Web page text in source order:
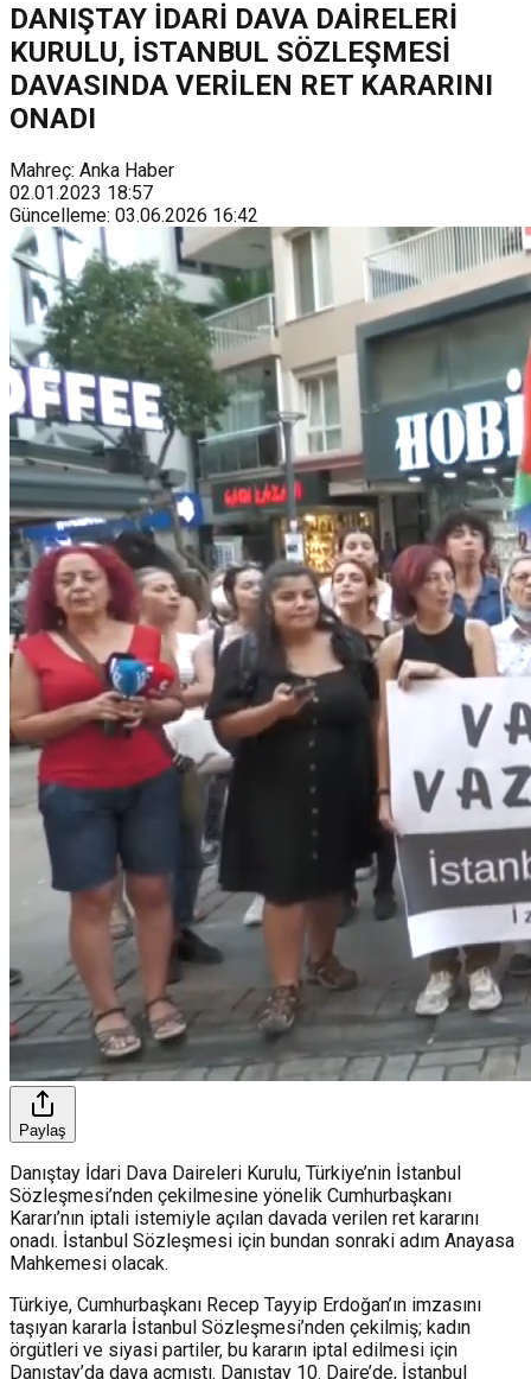
DANIŞTAY İDARİ DAVA DAİRELERİ
KURULU, İSTANBUL SÖZLEŞMESİ
DAVASINDA VERİLEN RET KARARINI
ONADI
Mahreç: Anka Haber
02.01.2023 18:57
Güncelleme: 03.06.2026 16:42
Paylaş
Danıştay İdari Dava Daireleri Kurulu, Türkiye’nin İstanbul
Sözleşmesi’nden çekilmesine yönelik Cumhurbaşkanı
Kararı’nın iptali istemiyle açılan davada verilen ret kararını
onadı. İstanbul Sözleşmesi için bundan sonraki adım Anayasa
Mahkemesi olacak.
Türkiye, Cumhurbaşkanı Recep Tayyip Erdoğan’ın imzasını
taşıyan kararla İstanbul Sözleşmesi’nden çekilmiş; kadın
örgütleri ve siyasi partiler, bu kararın iptal edilmesi için
Danıştay’da dava açmıştı. Danıştay 10. Daire’de, İstanbul